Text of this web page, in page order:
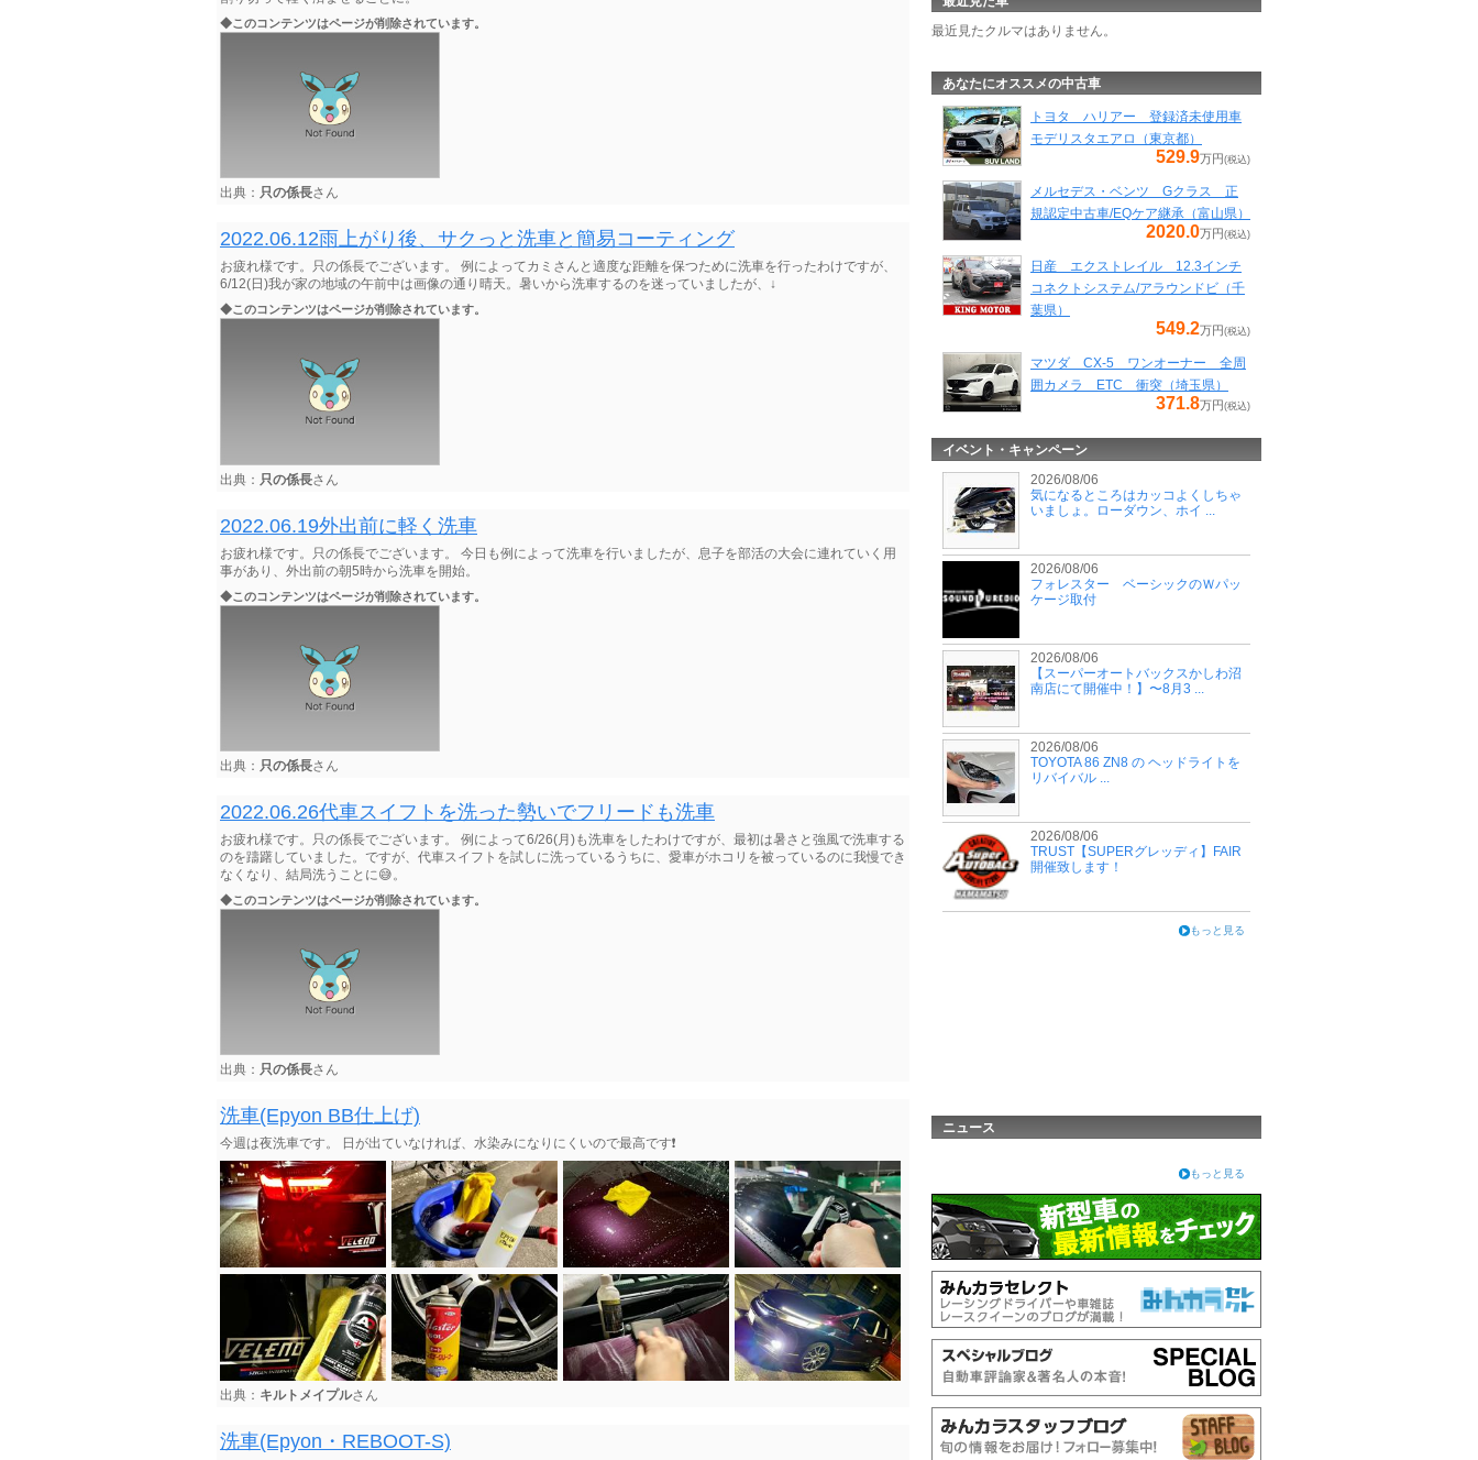
◆このコンテンツはページが削除されています。
出典： 只の係長さん
2022.06.12雨上がり後、サクっと洗車と簡易コーティング
お疲れ様です。只の係長でございます。 例によってカミさんと適度な距離を保つために洗車を行ったわけですが、
6/12(日)我が家の地域の午前中は画像の通り晴天。暑いから洗車するのを迷っていましたが、↓
◆このコンテンツはページが削除されています。
出典： 只の係長さん
2022.06.19外出前に軽く洗車
お疲れ様です。只の係長でございます。 今日も例によって洗車を行いましたが、息子を部活の大会に連れていく用
事があり、外出前の朝5時から洗車を開始。
◆このコンテンツはページが削除されています。
出典： 只の係長さん
2022.06.26代車スイフトを洗った勢いでフリードも洗車
お疲れ様です。只の係長でございます。 例によって6/26(月)も洗車をしたわけですが、最初は暑さと強風で洗車する
のを躊躇していました。ですが、代車スイフトを試しに洗っているうちに、愛車がホコリを被っているのに我慢でき
なくなり、結局洗うことに😅。
◆このコンテンツはページが削除されています。
出典： 只の係長さん
洗車(Epyon BB仕上げ)
今週は夜洗車です。 日が出ていなければ、水染みになりにくいので最高です❗️
出典： キルトメイプルさん
洗車(Epyon・REBOOT-S)
最近見たクルマはありません。
あなたにオススメの中古車
トヨタ ハリアー 登録済未使用車
モデリスタエアロ（東京都）
529.9万円(税込)
メルセデス・ベンツ Gクラス 正
規認定中古車/EQケア継承（富山県）
2020.0万円(税込)
日産 エクストレイル 12.3インチ
コネクトシステム/アラウンドビ（千
葉県）
549.2万円(税込)
マツダ CX-5 ワンオーナー 全周
囲カメラ ETC 衝突（埼玉県）
371.8万円(税込)
イベント・キャンペーン
2026/08/06
気になるところはカッコよくしちゃ
いましょ。ローダウン、ホイ ...
2026/08/06
フォレスター ベーシックのＷパッ
ケージ取付
2026/08/06
【スーパーオートバックスかしわ沼
南店にて開催中！】〜8月3 ...
2026/08/06
TOYOTA 86 ZN8 の ヘッドライトを
リバイバル ...
2026/08/06
TRUST【SUPERグレッディ】FAIR
開催致します！
もっと見る
ニュース
もっと見る